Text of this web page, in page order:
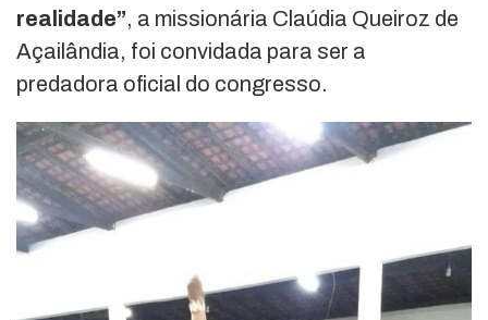
realidade”, a missionária Claúdia Queiroz de
Açailândia, foi convidada para ser a
predadora oficial do congresso.